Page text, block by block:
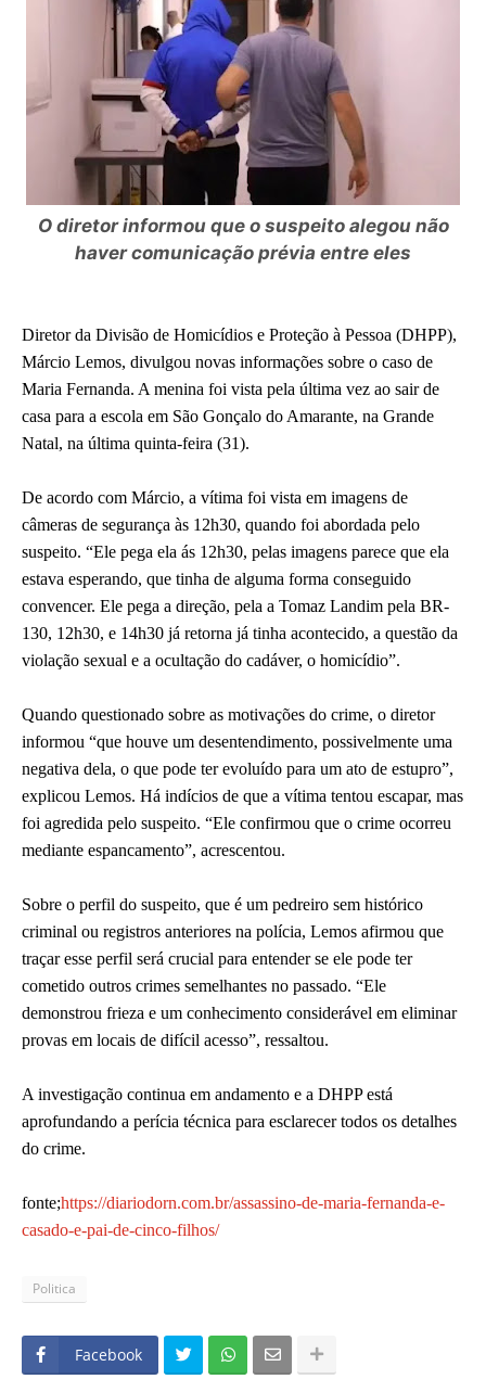
O diretor informou que o suspeito alegou não
haver comunicação prévia entre eles
Diretor da Divisão de Homicídios e Proteção à Pessoa (DHPP),
Márcio Lemos, divulgou novas informações sobre o caso de
Maria Fernanda. A menina foi vista pela última vez ao sair de
casa para a escola em São Gonçalo do Amarante, na Grande
Natal, na última quinta-feira (31).
De acordo com Márcio, a vítima foi vista em imagens de
câmeras de segurança às 12h30, quando foi abordada pelo
suspeito. “Ele pega ela ás 12h30, pelas imagens parece que ela
estava esperando, que tinha de alguma forma conseguido
convencer. Ele pega a direção, pela a Tomaz Landim pela BR-
130, 12h30, e 14h30 já retorna já tinha acontecido, a questão da
violação sexual e a ocultação do cadáver, o homicídio”.
Quando questionado sobre as motivações do crime, o diretor
informou “que houve um desentendimento, possivelmente uma
negativa dela, o que pode ter evoluído para um ato de estupro”,
explicou Lemos. Há indícios de que a vítima tentou escapar, mas
foi agredida pelo suspeito. “Ele confirmou que o crime ocorreu
mediante espancamento”, acrescentou.
Sobre o perfil do suspeito, que é um pedreiro sem histórico
criminal ou registros anteriores na polícia, Lemos afirmou que
traçar esse perfil será crucial para entender se ele pode ter
cometido outros crimes semelhantes no passado. “Ele
demonstrou frieza e um conhecimento considerável em eliminar
provas em locais de difícil acesso”, ressaltou.
A investigação continua em andamento e a DHPP está
aprofundando a perícia técnica para esclarecer todos os detalhes
do crime.
fonte;https://diariodorn.com.br/assassino-de-maria-fernanda-e-
casado-e-pai-de-cinco-filhos/
Politica
Facebook